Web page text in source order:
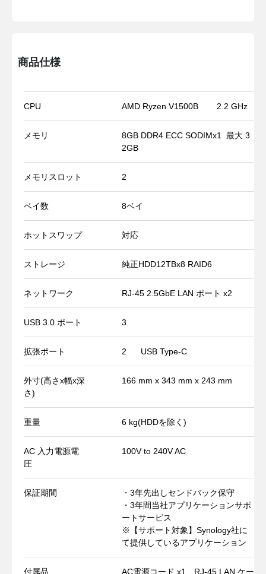
商品仕様
CPU AMD Ryzen V1500B 2.2 GHz
メモリ 8GB DDR4 ECC SODIMx1 最大 3
2GB
メモリスロット 2
ベイ数 8ベイ
ホットスワップ 対応
ストレージ 純正HDD12TBx8 RAID6
ネットワーク RJ-45 2.5GbE LAN ポート x2
USB 3.0 ポート 3
拡張ポート 2 USB Type-C
外寸(高さx幅x深
さ)
166 mm x 343 mm x 243 mm
重量 6 kg(HDDを除く)
AC 入力電源電
圧
100V to 240V AC
保証期間
・3年先出しセンドバック保守
・3年間当社アプリケーションサポ
ートサービス
※【サポート対象】Synology社に
て提供しているアプリケーション
付属品 AC電源コード x1、RJ-45 LAN ケー